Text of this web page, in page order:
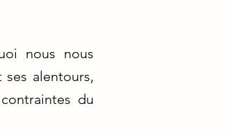
nous nous
alentours,
du